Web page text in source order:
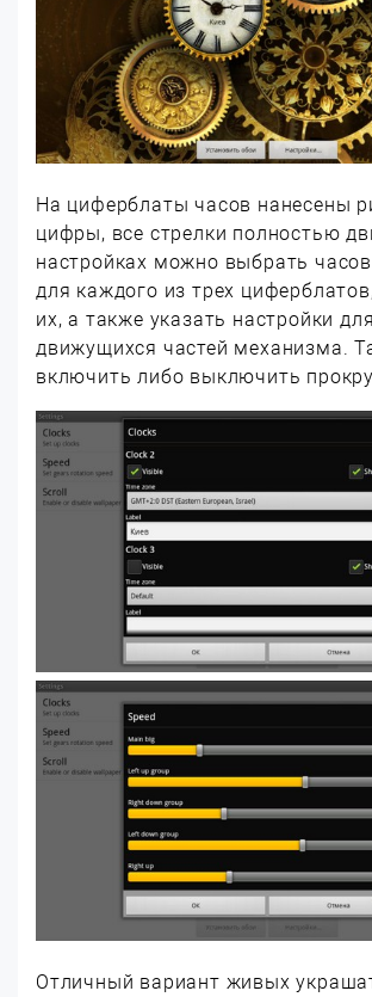
На циферблаты часов нанесены
цифры, все стрелки полностью
настройках можно выбрать
для каждого из трех
их, а также указать настройки для
движущихся частей механизма.
включить либо выключить
Отличный вариант живых